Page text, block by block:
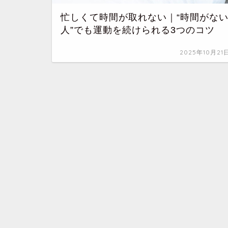
忙しくて時間が取れない｜“時間がない
人”でも運動を続けられる3つのコツ
2025年10月21